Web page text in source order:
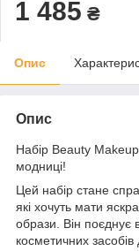
1 485 ₴
Опис
Опис
Набір Beauty
модниці!
Цей набір стане
які хочуть мати
образи. Він поєднує
косметичних